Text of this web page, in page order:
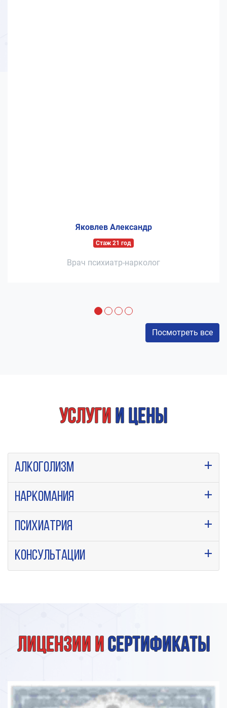
Яковлев Александр
Стаж 21 год
Врач психиатр-нарколог
Посмотреть все
Услуги и цены
Алкоголизм
Наркомания
Психиатрия
Консультации
Лицензии исертификаты